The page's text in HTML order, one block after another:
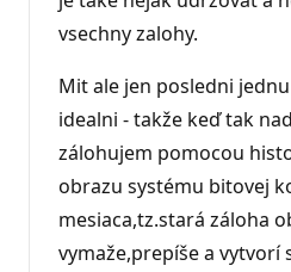
vsechny zalohy.
Mit ale jen posledni
idealni - takže keď tak
zálohujem pomocou
obrazu systému bitovej
mesiaca,tz.stará záloha
vymaže,prepíše a vytvorí